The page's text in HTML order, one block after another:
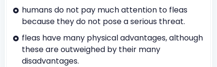
humans do not pay much attention to fleas
because they do not pose a serious threat.
fleas have many physical advantages, although
these are outweighed by their many
disadvantages.